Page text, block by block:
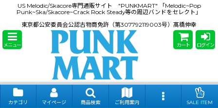
US Melodic/Skacore専門通販サイト "PUNKMART" 「Melodic~Pop
Punk~Ska/Skacore~Crack Rock Steady等の周辺バンドをセレクト」
東京都公安委員会公認古物商免許（第307792119003号）髙橋伸幸
メニュー カート ログイン
カテゴリ マイページ 商品検索 ご利用案内 SALE ITEM